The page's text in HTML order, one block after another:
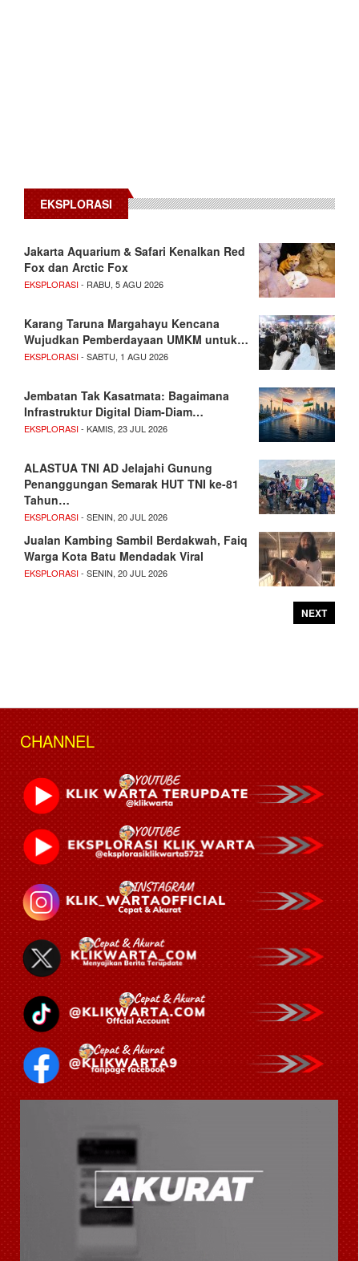
EKSPLORASI
Jakarta Aquarium & Safari Kenalkan Red
Fox dan Arctic Fox
EKSPLORASI- RABU, 5 AGU 2026
Karang Taruna Margahayu Kencana
Wujudkan Pemberdayaan UMKM untuk…
EKSPLORASI- SABTU, 1 AGU 2026
Jembatan Tak Kasatmata: Bagaimana
Infrastruktur Digital Diam-Diam…
EKSPLORASI- KAMIS, 23 JUL 2026
ALASTUA TNI AD Jelajahi Gunung
Penanggungan Semarak HUT TNI ke-81
Tahun…
EKSPLORASI- SENIN, 20 JUL 2026
Jualan Kambing Sambil Berdakwah, Faiq
Warga Kota Batu Mendadak Viral
EKSPLORASI- SENIN, 20 JUL 2026
NEXT
CHANNEL